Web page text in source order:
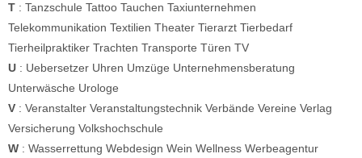
T : Tanzschule Tattoo Tauchen Taxiunternehmen
Telekommunikation Textilien Theater Tierarzt Tierbedarf
Tierheilpraktiker Trachten Transporte Türen TV
U : Uebersetzer Uhren Umzüge Unternehmensberatung
Unterwäsche Urologe
V : Veranstalter Veranstaltungstechnik Verbände Vereine Verlag
Versicherung Volkshochschule
W : Wasserrettung Webdesign Wein Wellness Werbeagentur